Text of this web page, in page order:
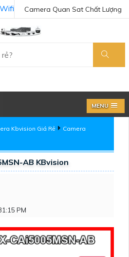
Camera Quan Sat Chất Lượng
MENU
Kbvision Giá Rẻ
Camera
AB KBvision
PM